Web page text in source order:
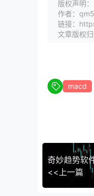
在股票市场
注。今天
显示股票价
EMA是
EMA = (2
版权声明：
作者：
链接：
文章版权
macd
<<上一篇